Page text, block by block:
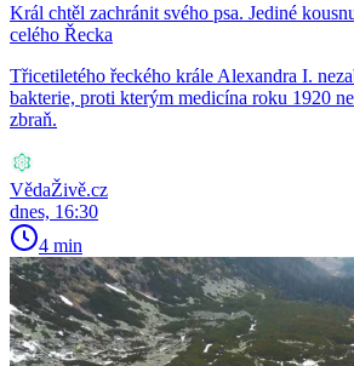
Král chtěl zachránit svého psa. Jediné
celého Řecka
Třicetiletého řeckého krále Alexandra I.
bakterie, proti kterým medicína roku 1920
zbraň.
VědaŽivě.cz
dnes, 16:30
4 min